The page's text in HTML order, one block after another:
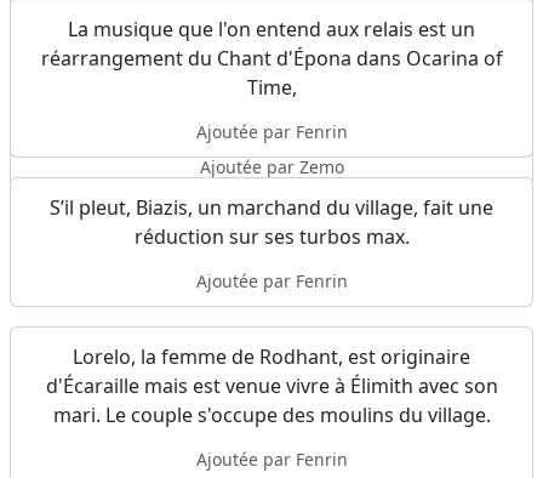
de Link, ainsi qu’une partie d’Hyrule semblant se
détacher du sol. Deux concepts nous rappelant
beaucoup Tears of the Kingdom.
Source
Ajoutée par Zemo
La musique que l'on entend aux relais est un
réarrangement du Chant d'Épona dans Ocarina of
Time,
Ajoutée par Fenrin
S’il pleut, Biazis, un marchand du village, fait une
réduction sur ses turbos max.
Ajoutée par Fenrin
Lorelo, la femme de Rodhant, est originaire
d'Écaraille mais est venue vivre à Élimith avec son
mari. Le couple s'occupe des moulins du village.
Ajoutée par Fenrin